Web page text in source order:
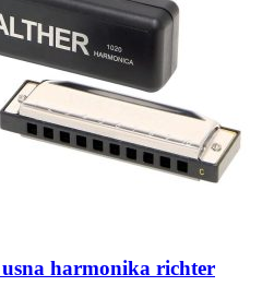
harmonika richter